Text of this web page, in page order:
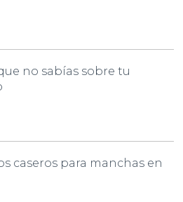
no sabías sobre tu
caseros para manchas en